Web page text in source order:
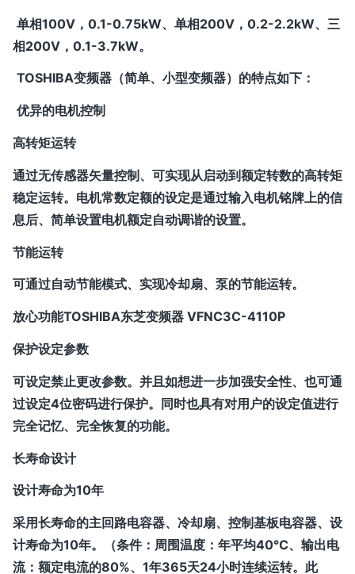
单相100V，0.1-0.75kW、单相200V，0.2-2.2kW、三
相200V，0.1-3.7kW。
TOSHIBA变频器（简单、小型变频器）的特点如下：
优异的电机控制
高转矩运转
通过无传感器矢量控制、可实现从启动到额定转数的高转矩
稳定运转。电机常数定额的设定是通过输入电机铭牌上的信
息后、简单设置电机额定自动调谐的设置。
节能运转
可通过自动节能模式、实现冷却扇、泵的节能运转。
放心功能TOSHIBA东芝变频器 VFNC3C-4110P
保护设定参数
可设定禁止更改参数。并且如想进一步加强安全性、也可通
过设定4位密码进行保护。同时也具有对用户的设定值进行
完全记忆、完全恢复的功能。
长寿命设计
设计寿命为10年
采用长寿命的主回路电容器、冷却扇、控制基板电容器、设
计寿命为10年。（条件：周围温度：年平均40℃、输出电
流：额定电流的80%、1年365天24小时连续运转。此